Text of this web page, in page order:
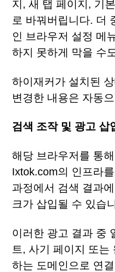
지, 새 탭 페이지, 기
로 바꿔버립니다. 더
인 브라우저 설정 메
하지 못하게 막을 수
하이재커가 설치된
변경한 내용은 자동
검색 조작 및 광고 삽
해당 브라우저를 통
Ixtok.com의 인프라
과정에서 검색 결과
크가 삽입될 수 있습
이러한 광고 결과 중
트, 사기 페이지 또는
하는 도메인으로 연